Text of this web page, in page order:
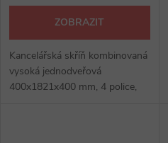
ZOBRAZIT
Kancelářská skříň kombinovaná
vysoká jednodveřová
400x1821x400 mm, 4 police,